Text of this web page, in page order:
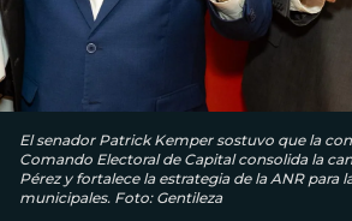
El senador Patrick Kemper sostuvo que la
Comando Electoral de Capital consolida la
Pérez y fortalece la estrategia de la ANR para
municipales. Foto: Gentileza